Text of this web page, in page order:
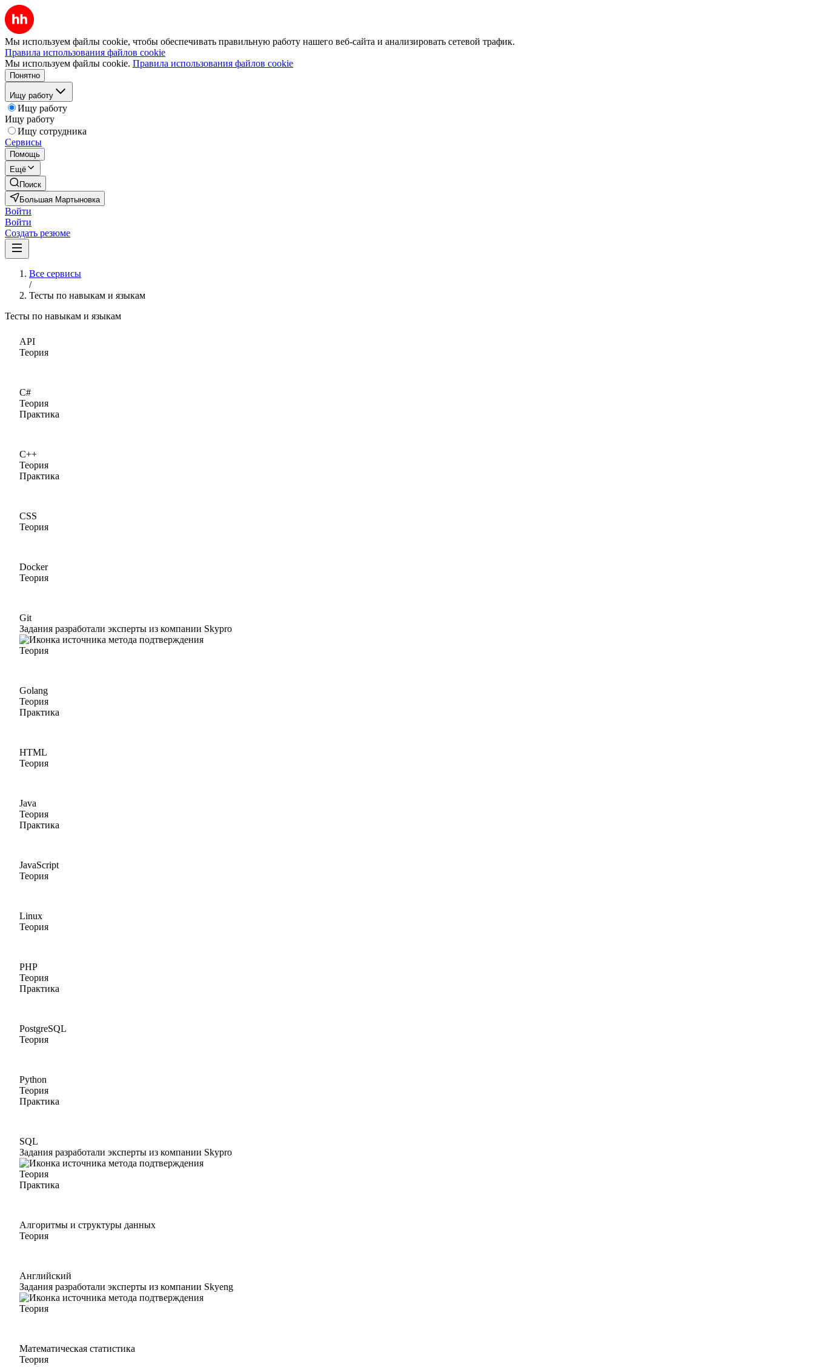
Мы используем файлы cookie, чтобы обеспечивать правильную работу нашего веб-сайта и анализировать сетевой трафик.
Правила использования файлов cookie
Мы используем файлы cookie. Правила использования файлов cookie
Понятно
Ищу работу
Ищу работу
Ищу работу
Ищу сотрудника
Сервисы
Помощь
Ещё
Поиск
Большая Мартыновка
Войти
Войти
Создать резюме
Все сервисы
/
Тесты по навыкам и языкам
Тесты по навыкам и языкам
API
Теория
C#
Теория
Практика
C++
Теория
Практика
CSS
Теория
Docker
Теория
Git
Задания разработали эксперты из компании Skypro
Теория
Golang
Теория
Практика
HTML
Теория
Java
Теория
Практика
JavaScript
Теория
Linux
Теория
PHP
Теория
Практика
PostgreSQL
Теория
Python
Теория
Практика
SQL
Задания разработали эксперты из компании Skypro
Теория
Практика
Алгоритмы и структуры данных
Теория
Английский
Задания разработали эксперты из компании Skyeng
Теория
Математическая статистика
Теория